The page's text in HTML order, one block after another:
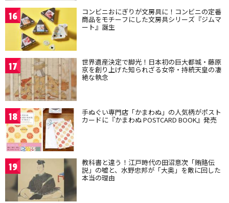
16 コンビニおにぎりが文房具に！コンビニの定番
商品をモチーフにした文房具シリーズ『ジムマ
ート』誕生
17 世界遺産決定で脚光！日本初の巨大都城・藤原
京を創り上げた知られざる女帝・持統天皇の凄
絶な執念
18 手ぬぐい専門店「かまわぬ」の人気柄がポスト
カードに『かまわぬ POSTCARD BOOK』発売
19 教科書と違う！江戸時代の田沼意次「賄賂伝
説」の嘘と、水野忠邦が「大奥」を敵に回した
本当の理由